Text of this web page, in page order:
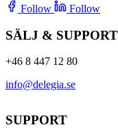
Follow
Follow
SÄLJ & SUPPORT
+46 8 447 12 80
info@delegia.se
SUPPORT